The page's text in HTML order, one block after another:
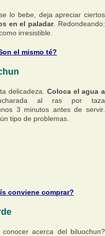
lo bebe, deja apreciar ciertos
en el paladar. Redondeando:
irresistible.
el mismo té?
delicadeza. Coloca el agua a
al ras por taza
3 minutos antes de servir.
tipo de problemas.
conviene comprar?
acerca del biluochun?